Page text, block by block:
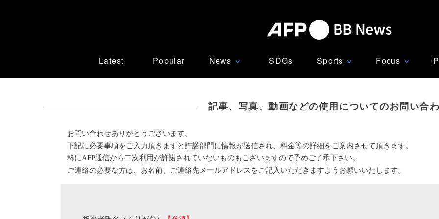
Latest Popular News ∨ SDGs Sports ∨ Focus ∨
記事、写真、動画などの使用についてのお問い合
お問い合わせありがとうございます。
下記に必要事項をご入力頂きますと許諾部門に情報が送信され、料金等の詳細をご案内させて頂きます。
稀にAFP通信から二次利用が許諾されていないものもございますので予めご了承下さい。
ご連絡の必要な方は、お名前、ご連絡先メールアドレスをご記入いただきますようお願いいたします。